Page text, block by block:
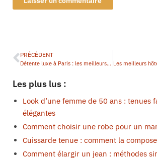
PRÉCÉDENT
Détente luxe à Paris : les meilleurs spas place Vendôme
Les plus lus :
Look d’une femme de 50 ans : tenues
élégantes
Comment choisir une robe pour un
Cuissarde tenue : comment la
Comment élargir un jean : méthodes